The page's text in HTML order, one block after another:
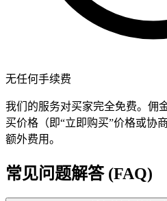
无任何手续费
我们的服务对买家完全免费。佣
买价格（即“立即购买”价格或协
额外费用。
常见问题解答 (FAQ)